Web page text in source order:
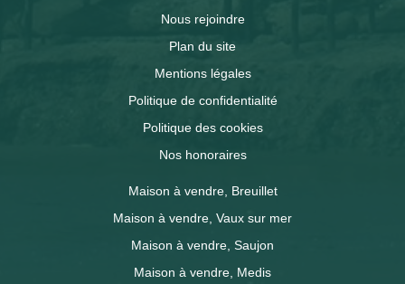
Nous rejoindre
Plan du site
Mentions légales
Politique de confidentialité
Politique des cookies
Nos honoraires
Maison à vendre, Breuillet
Maison à vendre, Vaux sur mer
Maison à vendre, Saujon
Maison à vendre, Medis